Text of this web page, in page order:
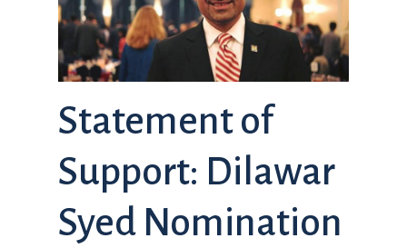
Statement of
Support: Dilawar
Syed Nomination